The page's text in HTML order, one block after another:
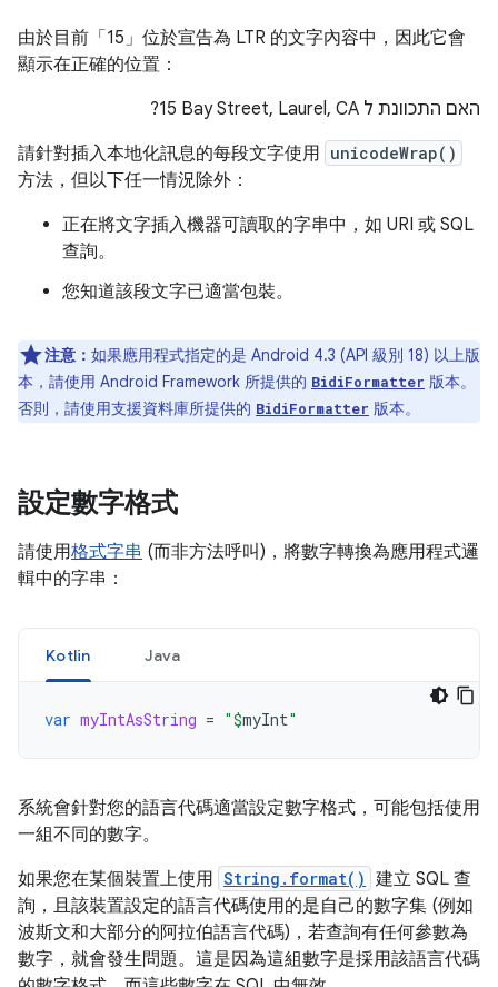
由於目前「15」位於宣告為 LTR 的文字內容中，因此它會
顯示在正確的位置：
האם התכוונת ל 15 Bay Street, Laurel, CA
?
請針對插入本地化訊息的每段文字使用 unicodeWrap()
方法，但以下任一情況除外：
正在將文字插入機器可讀取的字串中，如 URI 或 SQL
查詢。
您知道該段文字已適當包裝。
注意： 如果應用程式指定的是 Android 4.3 (API 級別 18) 以上版
本，請使用 Android Framework 所提供的 BidiFormatter 版本。
否則，請使用支援資料庫所提供的 BidiFormatter 版本。
設定數字格式
請使用格式字串 (而非方法呼叫)，將數字轉換為應用程式邏
輯中的字串：
Kotlin Java
var myIntAsString = "$myInt"
系統會針對您的語言代碼適當設定數字格式，可能包括使用
一組不同的數字。
如果您在某個裝置上使用 String.format() 建立 SQL 查
詢，且該裝置設定的語言代碼使用的是自己的數字集 (例如
波斯文和大部分的阿拉伯語言代碼)，若查詢有任何參數為
數字，就會發生問題。這是因為這組數字是採用該語言代碼